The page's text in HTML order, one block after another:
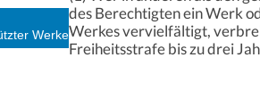
Werke
des Berechtigten ein Werk
Werkes vervielfältigt,
Freiheitsstrafe bis zu drei